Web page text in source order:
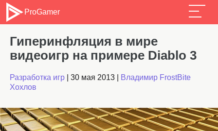
ProGamer
Гиперинфляция в мире
видеоигр на примере Diablo 3
Разработка игр 30 мая 2013
Владимир FrostBite
Хохлов